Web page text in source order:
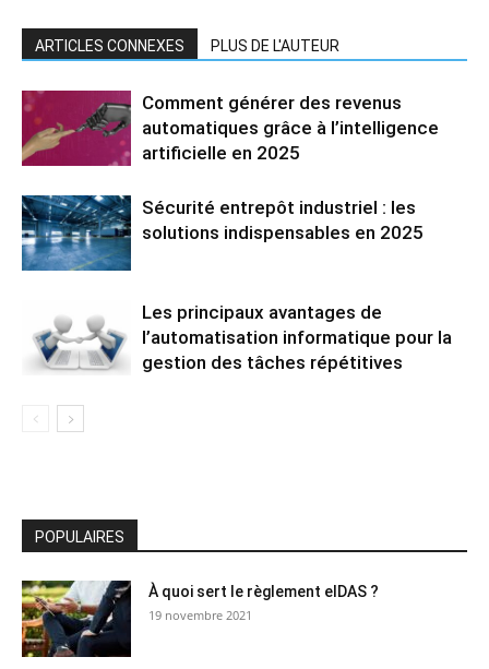
ARTICLES CONNEXES PLUS DE L'AUTEUR
Comment générer des revenus
automatiques grâce à l’intelligence
artificielle en 2025
Sécurité entrepôt industriel : les
solutions indispensables en 2025
Les principaux avantages de
l’automatisation informatique pour la
gestion des tâches répétitives
POPULAIRES
À quoi sert le règlement eIDAS ?
19 novembre 2021